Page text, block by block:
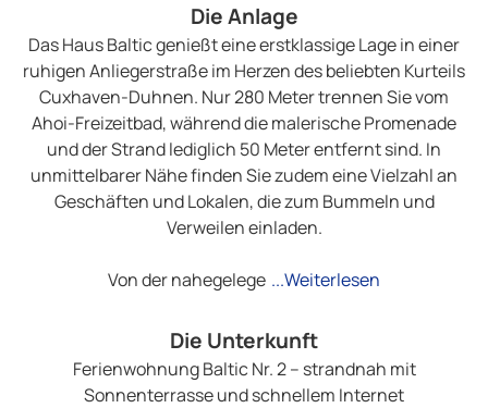
Die Anlage
Das Haus Baltic genießt eine erstklassige Lage in einer
ruhigen Anliegerstraße im Herzen des beliebten Kurteils
Cuxhaven-Duhnen. Nur 280 Meter trennen Sie vom
Ahoi-Freizeitbad, während die malerische Promenade
und der Strand lediglich 50 Meter entfernt sind. In
unmittelbarer Nähe finden Sie zudem eine Vielzahl an
Geschäften und Lokalen, die zum Bummeln und
Verweilen einladen.
Von der nahegelege ...Weiterlesen
Die Unterkunft
Ferienwohnung Baltic Nr. 2 – strandnah mit
Sonnenterrasse und schnellem Internet